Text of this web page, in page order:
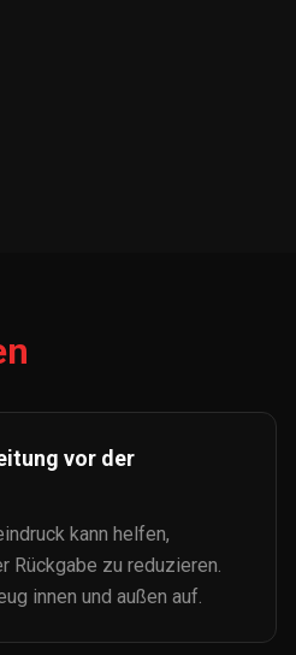
vor der
kann helfen,
Rückgabe zu reduzieren.
innen und außen auf.